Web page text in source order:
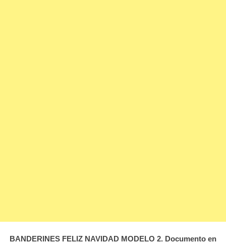
BANDERINES FELIZ NAVIDAD MODELO 2. Documento en